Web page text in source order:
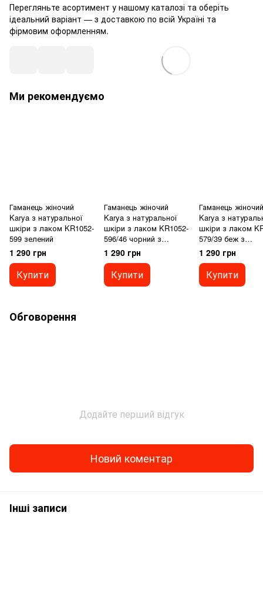
Перегляньте асортимент у нашому каталозі та оберіть
ідеальний варіант — з доставкою по всій Україні та
фірмовим оформленням.
Ми рекомендуємо
Гаманець жіночий
Karya з натуральної
шкіри з лаком KR1052-
599 зелений
1 290 грн
Купити
Гаманець жіночий
Karya з натуральної
шкіри з лаком KR1052-
596/46 чорний з
червоним
1 290 грн
Купити
Гаманець жіночий
Karya з
шкіри з лаком
579/39 беж з
коричневим
1 290 грн
Купити
Обговорення
Додайте перший відгук
Новий коментар
Інші записи